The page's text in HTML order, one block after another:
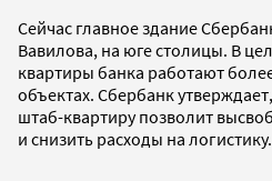
Сейчас главное здание
Вавилова, на юге столицы. В
квартиры банка работают
объектах. Сбербанк
штаб-квартиру позволит
и снизить расходы на логистику.